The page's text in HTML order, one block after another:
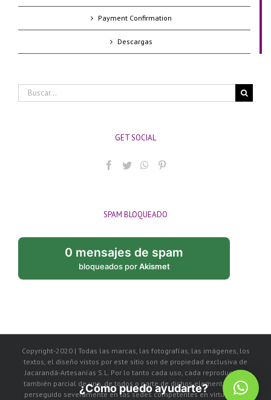
Payment Confirmation
Descargas
Buscar:
GET SOCIAL
SPAM BLOQUEADO
0 mensajes de spam
bloqueados porAkismet
Copyright-2020 | Todas las marcas, las fotografías, las imágenes, los
textos, el diseño vistos por este sitio son de propiedad exclusiva de
Jacarandá-Artesanías S.L. Por lo tanto cada uso, cada reproducción
también parcial de uno, de todos o parte de dichos elementos, será
perseguido severamente en las sedes competentes en virtud de la
¿Cómo puedo ayudarte?